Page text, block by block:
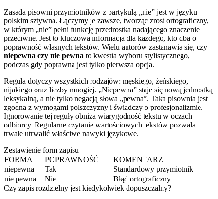
Zasada pisowni przymiotników z partykułą „nie” jest w języku
polskim sztywna. Łączymy je zawsze, tworząc zrost ortograficzny,
w którym „nie” pełni funkcję przedrostka nadającego znaczenie
przeciwne. Jest to kluczowa informacja dla każdego, kto dba o
poprawność własnych tekstów. Wielu autorów zastanawia się, czy
niepewna czy nie pewna to kwestia wyboru stylistycznego,
podczas gdy poprawna jest tylko pierwsza opcja.
Reguła dotyczy wszystkich rodzajów: męskiego, żeńskiego,
nijakiego oraz liczby mnogiej. „Niepewna” staje się nową jednostką
leksykalną, a nie tylko negacją słowa „pewna”. Taka pisownia jest
zgodna z wymogami polszczyzny i świadczy o profesjonalizmie.
Ignorowanie tej reguły obniża wiarygodność tekstu w oczach
odbiorcy. Regularne czytanie wartościowych tekstów pozwala
trwale utrwalić właściwe nawyki językowe.
Zestawienie form zapisu
FORMA
POPRAWNOŚĆ
KOMENTARZ
niepewna
Tak
Standardowy przymiotnik
nie pewna
Nie
Błąd ortograficzny
Czy zapis rozdzielny jest kiedykolwiek dopuszczalny?